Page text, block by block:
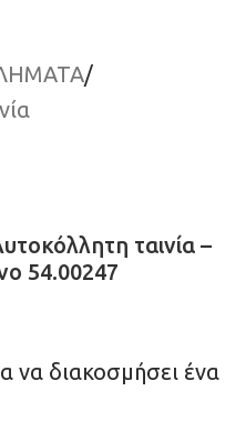
/
ταινία –
54.00247
να διακοσμήσει ένα